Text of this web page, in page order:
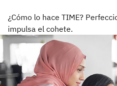
¿Cómo lo hace TIME?
impulsa el cohete.